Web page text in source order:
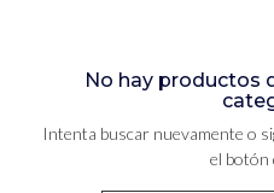
No hay productos
Intenta buscar nuevamente o
el botón